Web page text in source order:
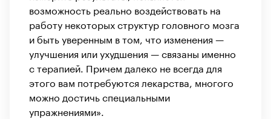
возможность реально воздействовать на
работу некоторых структур головного мозга
и быть уверенным в том, что изменения —
улучшения или ухудшения — связаны именно
с терапией. Причем далеко не всегда для
этого вам потребуются лекарства, многого
можно достичь специальными
упражнениями».